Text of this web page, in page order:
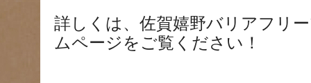
詳しくは、佐賀嬉野バリアフリ
ムページをご覧ください！